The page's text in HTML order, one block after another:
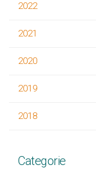
2022
2021
2020
2019
2018
Categorie